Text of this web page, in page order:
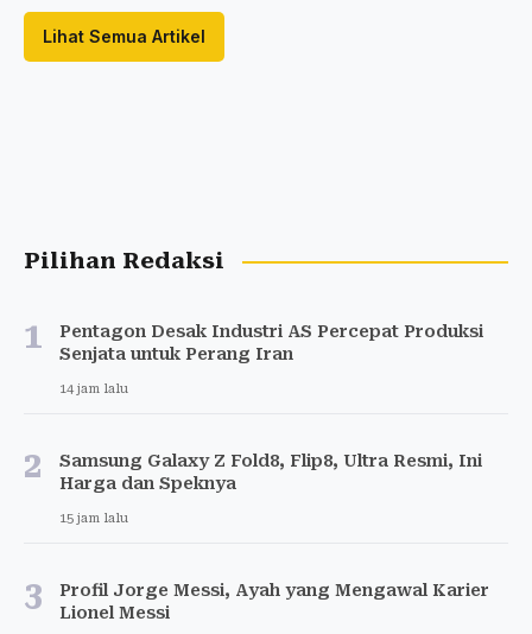
Lihat Semua Artikel
Pilihan Redaksi
1
Pentagon Desak Industri AS Percepat Produksi
Senjata untuk Perang Iran
14 jam lalu
2
Samsung Galaxy Z Fold8, Flip8, Ultra Resmi, Ini
Harga dan Speknya
15 jam lalu
3
Profil Jorge Messi, Ayah yang Mengawal Karier
Lionel Messi